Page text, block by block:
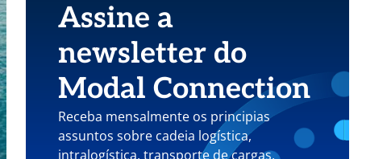
Assine a
newsletter do
Modal Connection
Receba mensalmente os principias
assuntos sobre cadeia logística,
intralogística, transporte de cargas,